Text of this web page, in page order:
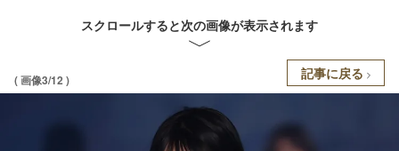
スクロールすると次の画像が表示されます
( 画像3/12 ) 記事に戻る